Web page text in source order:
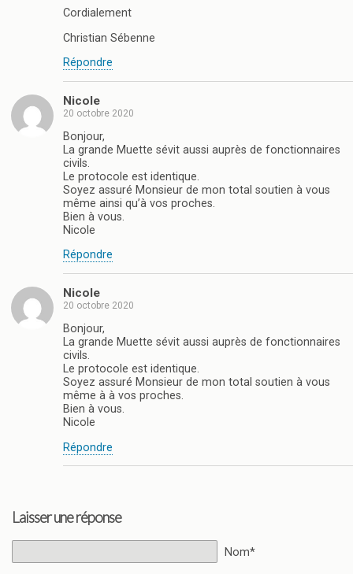
Cordialement
Christian Sébenne
Répondre
Nicole
20 octobre 2020
Bonjour,
La grande Muette sévit aussi auprès de fonctionnaires
civils.
Le protocole est identique.
Soyez assuré Monsieur de mon total soutien à vous
même ainsi qu’à vos proches.
Bien à vous.
Nicole
Répondre
Nicole
20 octobre 2020
Bonjour,
La grande Muette sévit aussi auprès de fonctionnaires
civils.
Le protocole est identique.
Soyez assuré Monsieur de mon total soutien à vous
même à à vos proches.
Bien à vous.
Nicole
Répondre
Laisser une réponse
Nom*